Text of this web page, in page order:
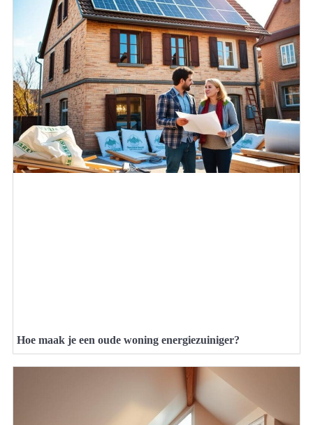
Hoe maak je een oude woning energiezuiniger?